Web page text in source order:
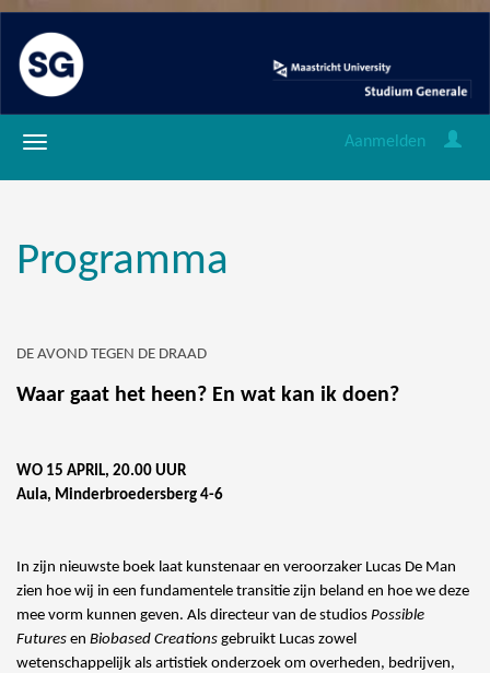
Aanmelden
Programma
DE AVOND TEGEN DE DRAAD
Waar gaat het heen? En wat kan ik doen?
WO 15 APRIL, 20.00 UUR
Aula, Minderbroedersberg 4-6
In zijn nieuwste boek laat kunstenaar en veroorzaker Lucas De Man
zien hoe wij in een fundamentele transitie zijn beland en hoe we deze
mee vorm kunnen geven. Als directeur van de studios Possible
Futures en Biobased Creations gebruikt Lucas zowel
wetenschappelijk als artistiek onderzoek om overheden, bedrijven,